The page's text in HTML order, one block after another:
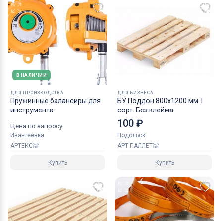
В НАЛИЧИИ
ДЛЯ ПРОИЗВОДСТВА
Пружинные балансиры для
инструмента
Цена по запросу
Ивантеевка
АРТЕКС
Купить
ДЛЯ БИЗНЕСА
БУ Поддон 800х1200 мм. I
сорт. Без клейма
100 ₽
Подольск
АРТ ПАЛЛЕТ
Купить